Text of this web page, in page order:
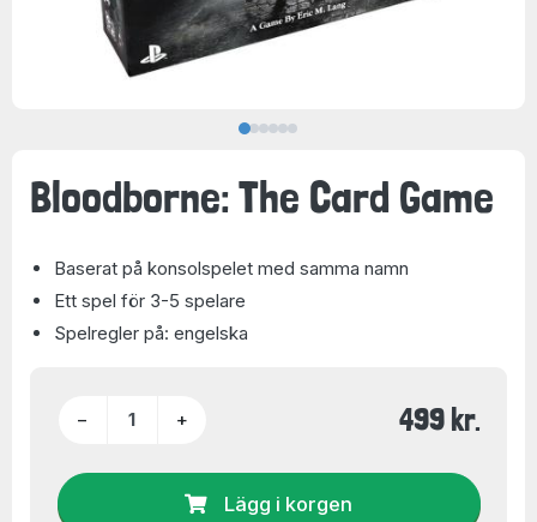
Bloodborne: The Card Game
Baserat på konsolspelet med samma namn
Ett spel för 3-5 spelare
Spelregler på: engelska
− + 499 kr.
Lägg i korgen